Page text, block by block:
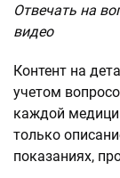
Отвечать на
видео
Контент на
учетом
каждой
только
показаниях,